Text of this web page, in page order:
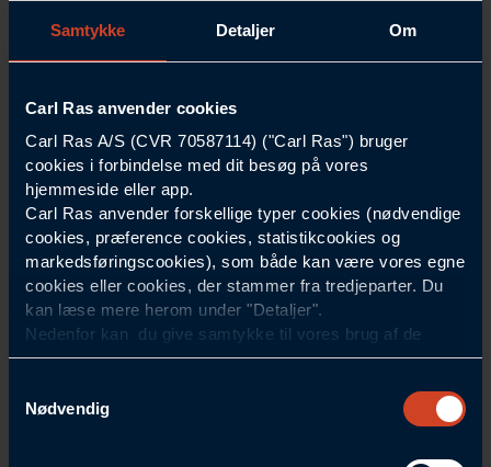
Samtykke Detaljer Om
Carl Ras anvender cookies
Carl Ras A/S (CVR 70587114) ("Carl Ras") bruger
cookies i forbindelse med dit besøg på vores
hjemmeside eller app.
Carl Ras anvender forskellige typer cookies (nødvendige
cookies, præference cookies, statistikcookies og
markedsføringscookies), som både kan være vores egne
cookies eller cookies, der stammer fra tredjeparter. Du
kan læse mere herom under "Detaljer".
Nedenfor kan du give samtykke til vores brug af de
cookies, som ikke er nødvendige for at hjemmesiden
der kan placeres cookies, og at Carl Ras som
dataansvarlig kan behandle personoplysninger til de
Nødvendig
Dette engroscenter handler med professionelle erhvervskunder. Vi
accepterer kortbetaling i butikken.
Central Kundeservice
Tlf. 44 85 55 11
Mandag til torsdag